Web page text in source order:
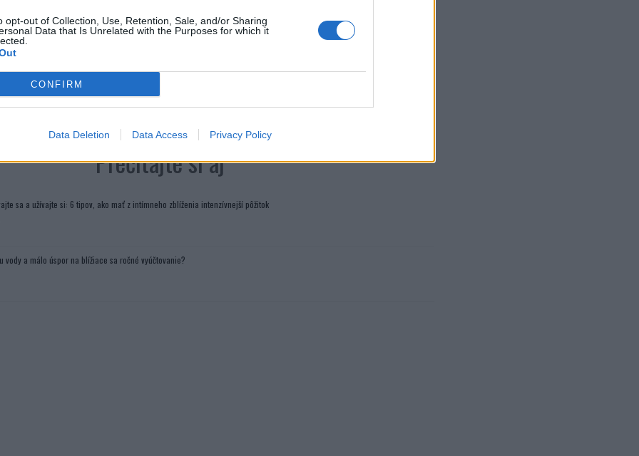
opt-out of Collection, Use, Retention, Sale, and/or Sharing
Data that Is Unrelated with the Purposes for which it
CONFIRM
Data Deletion Data Access Privacy Policy
Prečítajte si aj
sa a užívajte si: 6 tipov, ako mať z intímneho zblíženia intenzívnejší pôžitok
vody a málo úspor na blížiace sa ročné vyúčtovanie?